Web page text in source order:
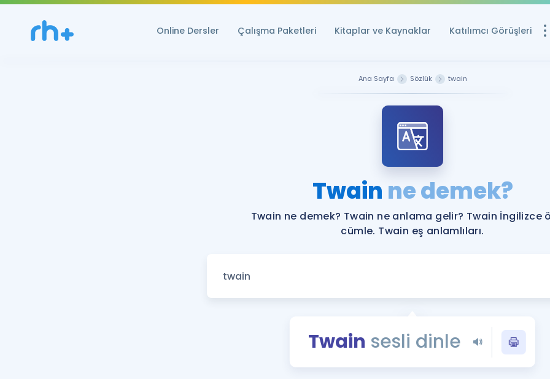
Online Dersler Çalışma Paketleri Kitaplar ve Kaynaklar Katılımcı Görüşleri
YDS ve YÖKDİL
Rehberlik Aracı
YDS ve YÖKDİL'e
Tüm ÖSYM
YDS - YÖKDİL
İngilizce Gramer
Ana Sayfa Sözlük twain
Twain ne demek?
Twain ne demek? Twain ne anlama gelir? Twain İngilizce
cümle. Twain eş anlamlıları.
Twain sesli dinle